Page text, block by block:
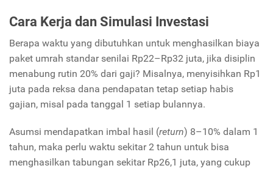
Cara Kerja dan Simulasi Investasi
Berapa waktu yang dibutuhkan untuk menghasilkan biaya
paket umrah standar senilai Rp22–Rp32 juta, jika disiplin
menabung rutin 20% dari gaji? Misalnya, menyisihkan Rp1
juta pada reksa dana pendapatan tetap setiap habis
gajian, misal pada tanggal 1 setiap bulannya.
Asumsi mendapatkan imbal hasil (return) 8–10% dalam 1
tahun, maka perlu waktu sekitar 2 tahun untuk bisa
menghasilkan tabungan sekitar Rp26,1 juta, yang cukup